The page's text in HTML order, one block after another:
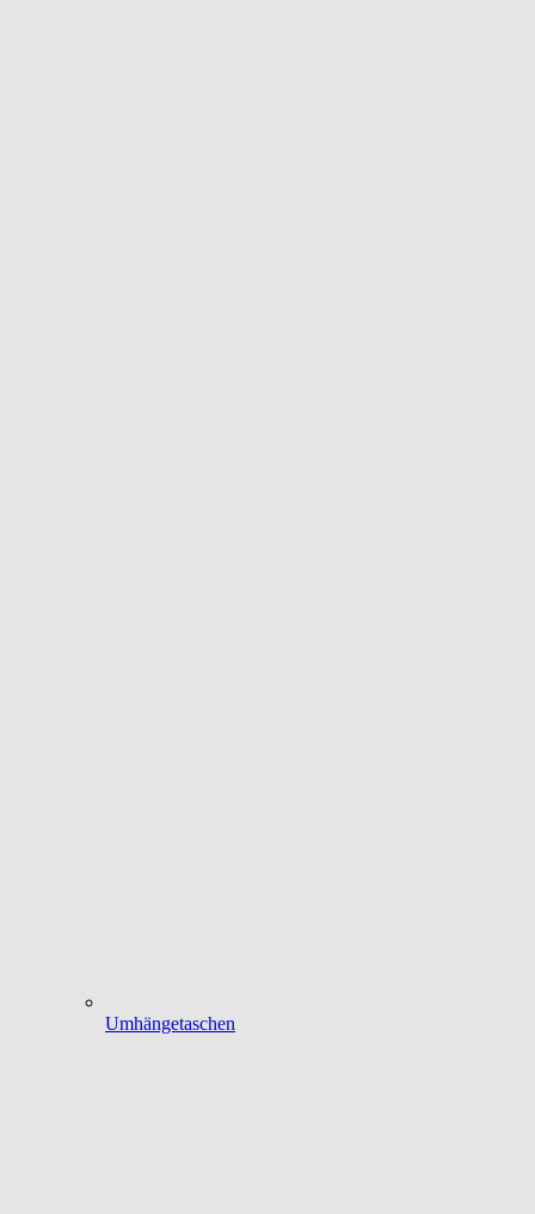
Umhängetaschen